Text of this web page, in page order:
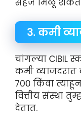
३. कमी
चांगल्या CIBIL
कमी व्याजदरात
७०० किंवा
वित्तीय संस्था
देतात.